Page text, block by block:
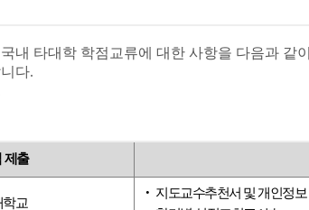
내 타대학 학점교류에 대한 사항을 다음과 같
다.
제출
학교
‧ 지도교수추천서 및 개인정